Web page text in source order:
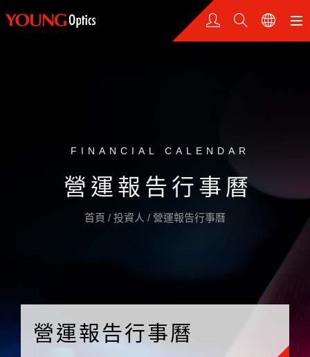
FINANCIAL CALENDAR
營運報告行事曆
首頁 / 投資人 / 營運報告行事曆
營運報告行事曆